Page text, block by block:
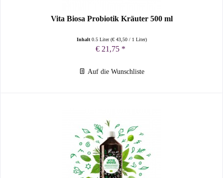
Vita Biosa Probiotik Kräuter 500 ml
Inhalt0.5 Liter(€ 43,50/ 1 Liter)
€ 21,75 *
Auf die Wunschliste